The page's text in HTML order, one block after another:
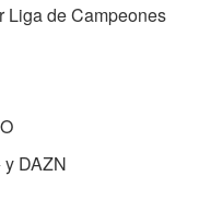
Liga de Campeones
y DAZN